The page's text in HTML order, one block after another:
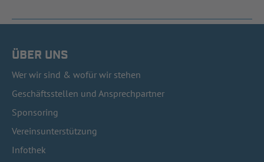
ÜBER UNS
Wer wir sind & wofür wir stehen
Geschäftsstellen und Ansprechpartner
Sponsoring
Vereinsunterstützung
Infothek